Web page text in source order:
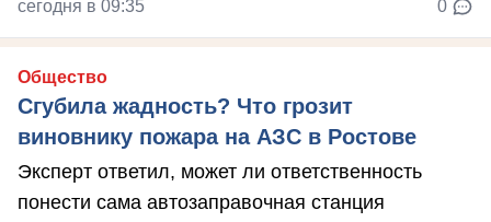
сегодня в 09:35 0
Общество
Сгубила жадность? Что грозит
виновнику пожара на АЗС в Ростове
Эксперт ответил, может ли ответственность
понести сама автозаправочная станция